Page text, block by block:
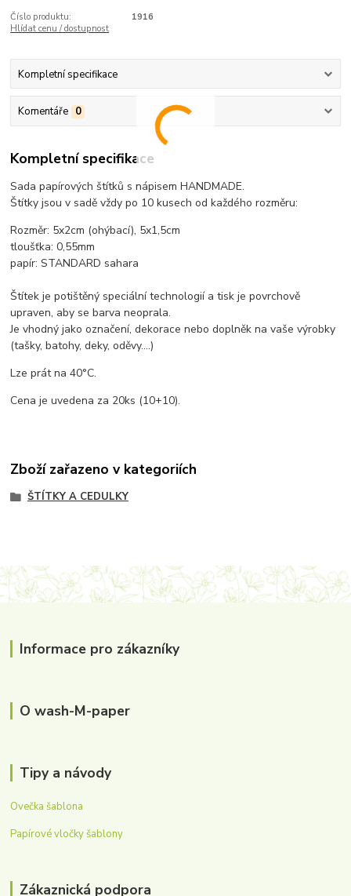
Číslo produktu:
1916
Hlídat cenu / dostupnost
Kompletní specifikace
Komentáře 0
Kompletní specifikace
Sada papírových štítků s nápisem HANDMADE.
Štítky jsou v sadě vždy po 10 kusech od každého rozměru:
Rozměr: 5x2cm (ohýbací), 5x1,5cm
tloušťka: 0,55mm
papír: STANDARD sahara
Štítek je potištěný speciální technologií a tisk je povrchově
upraven, aby se barva neoprala.
Je vhodný jako označení, dekorace nebo doplněk na vaše výrobky
(tašky, batohy, deky, oděvy....)
Lze prát na 40°C.
Cena je uvedena za 20ks (10+10).
Zboží zařazeno v kategoriích
ŠTÍTKY A CEDULKY
Informace pro zákazníky
O wash-M-paper
Tipy a návody
Ovečka šablona
Papírové vločky šablony
Zákaznická podpora